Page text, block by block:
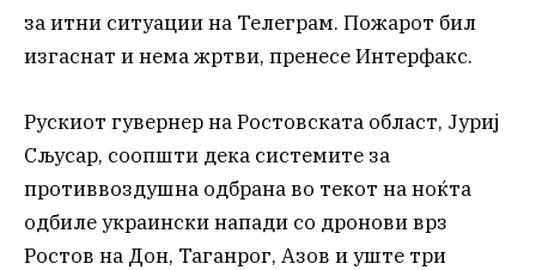
за итни ситуации на Телеграм. Пожарот бил
изгаснат и нема жртви, пренесе Интерфакс.
Рускиот гувернер на Ростовската област, Јуриј
Сљусар, соопшти дека системите за
противвоздушна одбрана во текот на ноќта
одбиле украински напади со дронови врз
Ростов на Дон, Таганрог, Азов и уште три